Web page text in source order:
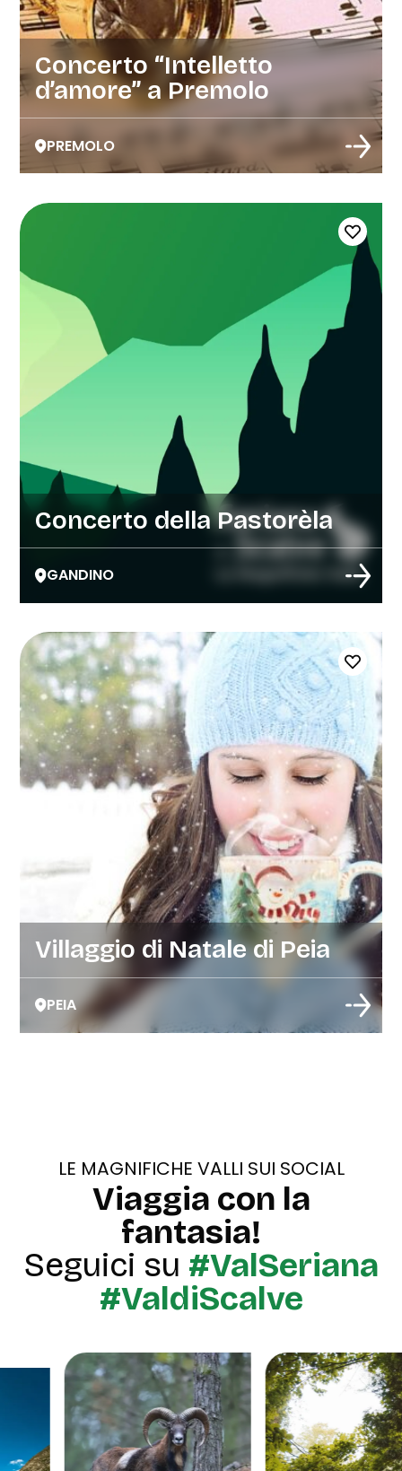
Concerto “Intelletto
d’amore” a Premolo
PREMOLO
Concerto della Pastorèla
GANDINO
Villaggio di Natale di Peia
PEIA
LE MAGNIFICHE VALLI SUI SOCIAL
Viaggia con la
fantasia!
Seguici su #ValSeriana
#ValdiScalve